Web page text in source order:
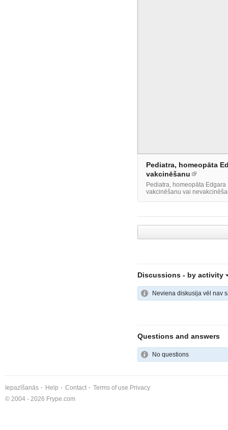
Pediatra, homeopāta
vakcinēšanu
Pediatra, homeopāta
vakcinēšanu vai
Discussions - by activity
Neviena diskusija vēl nav
Questions and answers
No questions
Iepazīšanās Help Contact Terms of use Privacy
© 2004 - 2026 Frype.com